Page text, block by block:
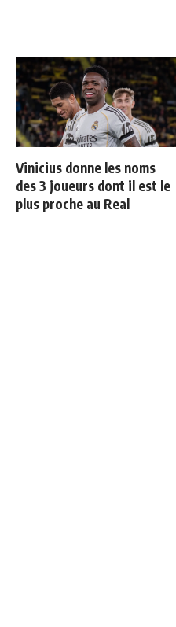
Vinicius donne les noms
des 3 joueurs dont il est le
plus proche au Real